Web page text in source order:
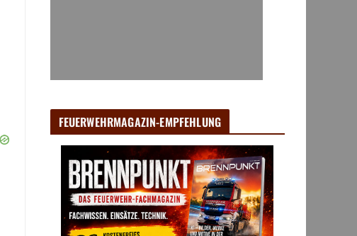
FEUERWEHRMAGAZIN-EMPFEHLUNG